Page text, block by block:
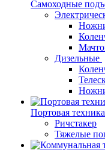
Самоходные
Дизельные
Портовая техника
Ричстакер
Тяжелые